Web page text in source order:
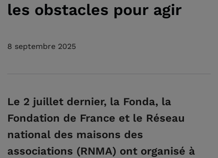
les obstacles pour agir
8 septembre 2025
Le 2 juillet dernier, la Fonda, la
Fondation de France et le Réseau
national des maisons des
associations (RNMA) ont organisé à